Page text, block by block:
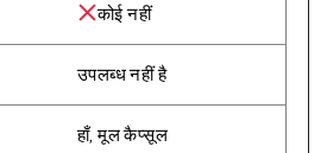
कोई नहीं
उपलब्ध नहीं है
हाँ, मूल कैप्सूल